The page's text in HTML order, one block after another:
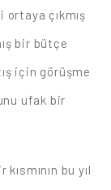
ortaya çıkmış
bir bütçe
için görüşme
ufak bir
bu yıl